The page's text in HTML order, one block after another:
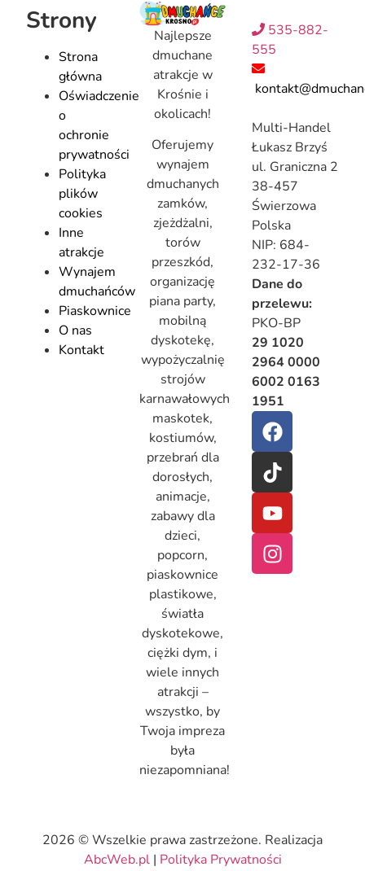
Strony
Strona
główna
Oświadczenie
o
ochronie
prywatności
Polityka
plików
cookies
Inne
atrakcje
Wynajem
dmuchańców
Piaskownice
O nas
Kontakt
Najlepsze
dmuchane
atrakcje w
Krośnie i
okolicach!
Oferujemy
wynajem
dmuchanych
zamków,
zjeżdżalni,
torów
przeszkód,
organizację
piana party,
mobilną
dyskotekę,
wypożyczalnię
strojów
karnawałowych
maskotek,
kostiumów,
przebrań dla
dorosłych,
animacje,
zabawy dla
dzieci,
popcorn,
piaskownice
plastikowe,
światła
dyskotekowe,
ciężki dym, i
wiele innych
atrakcji –
wszystko, by
Twoja impreza
była
niezapomniana!
535-882-
555
Multi-Handel
Łukasz Brzyś
ul. Graniczna 2
38-457
Świerzowa
Polska
NIP: 684-
232-17-36
Dane do
przelewu:
PKO-BP
29 1020
2964 0000
6002 0163
1951
2026 © Wszelkie prawa zastrzeżone. Realizacja
AbcWeb.pl| Polityka Prywatności